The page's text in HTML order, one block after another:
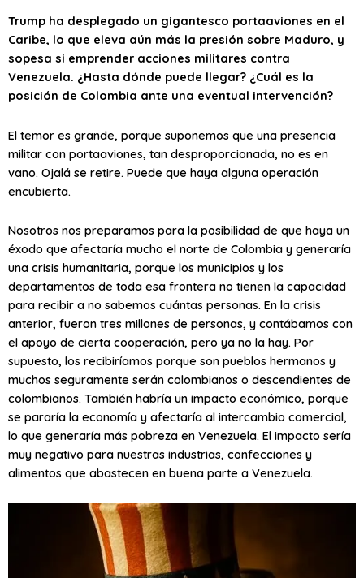
Trump ha desplegado un gigantesco portaaviones en el
Caribe, lo que eleva aún más la presión sobre Maduro, y
sopesa si emprender acciones militares contra
Venezuela. ¿Hasta dónde puede llegar? ¿Cuál es la
posición de Colombia ante una eventual intervención?
El temor es grande, porque suponemos que una presencia
militar con portaaviones, tan desproporcionada, no es en
vano. Ojalá se retire. Puede que haya alguna operación
encubierta.
Nosotros nos preparamos para la posibilidad de que haya un
éxodo que afectaría mucho el norte de Colombia y generaría
una crisis humanitaria, porque los municipios y los
departamentos de toda esa frontera no tienen la capacidad
para recibir a no sabemos cuántas personas. En la crisis
anterior, fueron tres millones de personas, y contábamos con
el apoyo de cierta cooperación, pero ya no la hay. Por
supuesto, los recibiríamos porque son pueblos hermanos y
muchos seguramente serán colombianos o descendientes de
colombianos. También habría un impacto económico, porque
se pararía la economía y afectaría al intercambio comercial,
lo que generaría más pobreza en Venezuela. El impacto sería
muy negativo para nuestras industrias, confecciones y
alimentos que abastecen en buena parte a Venezuela.